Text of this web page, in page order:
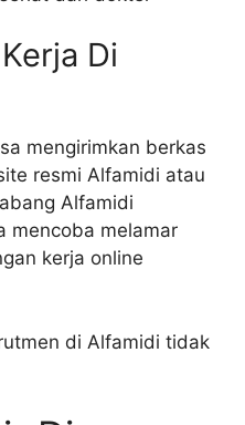
Di
mengirimkan berkas
resmi Alfamidi atau
Alfamidi
mencoba melamar
kerja online
di Alfamidi tidak